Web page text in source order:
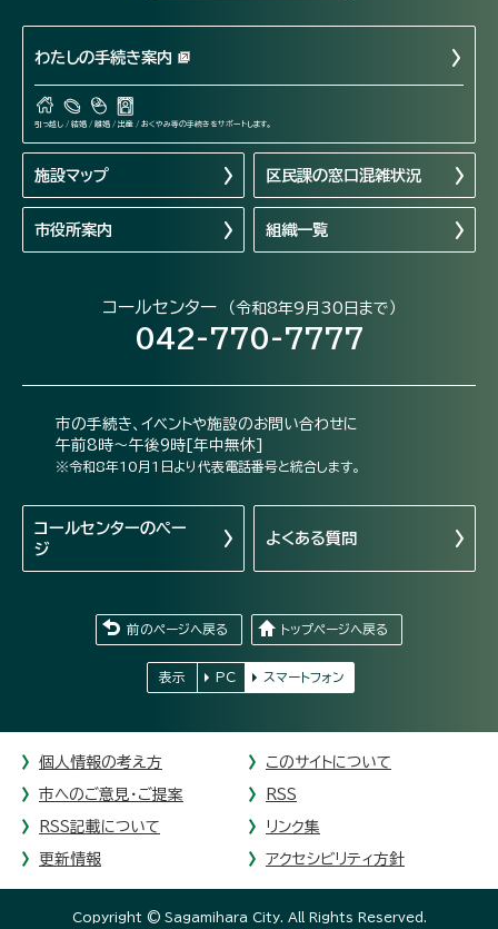
わたしの手続き案内
引っ越し / 結婚 / 離婚 / 出産 / おくやみ等の手続きをサポートします。
施設マップ 区民課の窓口混雑状況
市役所案内 組織一覧
コールセンター （令和8年9月30日まで）
042-770-7777
市の手続き、イベントや施設のお問い合わせに
午前8時～午後9時[年中無休]
※令和8年10月1日より代表電話番号と統合します。
コールセンターのペー
ジ
よくある質問
前のページへ戻る トップページへ戻る
表示 PC スマートフォン
個人情報の考え方 このサイトについて
市へのご意見・ご提案 RSS
RSS記載について リンク集
更新情報 アクセシビリティ方針
Copyright © Sagamihara City. All Rights Reserved.